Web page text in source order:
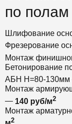
по полам
Шлифование
Фрезерование
Монтаж
Бетонирование
АБН Н=80-
Монтаж
— 140 руб/м2
Монтаж
2